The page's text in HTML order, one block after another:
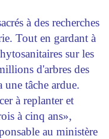
à des recherches
Tout en gardant à
sur les
d'arbres des
une tâche ardue.
à replanter et
à cinq ans»,
au ministère